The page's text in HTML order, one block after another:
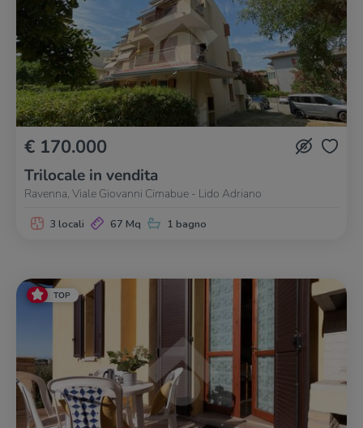
€ 170.000
Trilocale in vendita
Ravenna, Viale Giovanni Cimabue - Lido Adriano
3 locali 67 Mq 1 bagno
TOP